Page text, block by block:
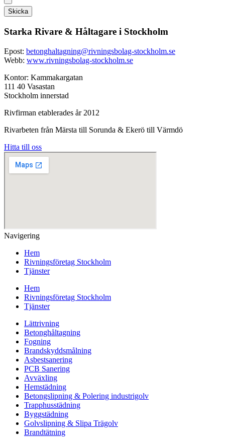
Skicka
Starka Rivare & Håltagare i Stockholm
Epost: betonghaltagning@rivningsbolag-stockholm.se
Webb: www.rivningsbolag-stockholm.se
Kontor: Kammakargatan
111 40 Vasastan
Stockholm innerstad
Rivfirman etablerades år 2012
Rivarbeten från Märsta till Sorunda & Ekerö till Värmdö
Hitta till oss
Navigering
Hem
Rivningsföretag Stockholm
Tjänster
Hem
Rivningsföretag Stockholm
Tjänster
Lättrivning
Betonghåltagning
Fogning
Brandskyddsmålning
Asbestsanering
PCB Sanering
Avväxling
Hemstädning
Betongslipning & Polering industrigolv
Trapphusstädning
Byggstädning
Golvslipning & Slipa Trägolv
Brandtätning